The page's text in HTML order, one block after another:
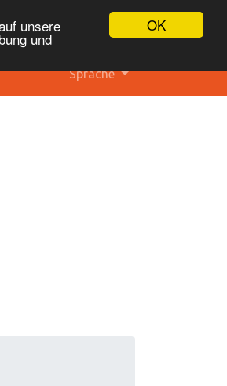
OK
unsere
und
Sprache